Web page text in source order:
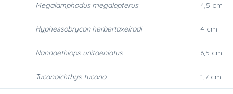
Megalamphodus megalopterus 4,5 cm
Hyphessobrycon herbertaxelrodi 4 cm
Nannaethiops unitaeniatus 6,5 cm
Tucanoichthys tucano 1,7 cm